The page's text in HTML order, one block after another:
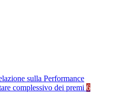
sulla Performance
complessivo dei premi 6